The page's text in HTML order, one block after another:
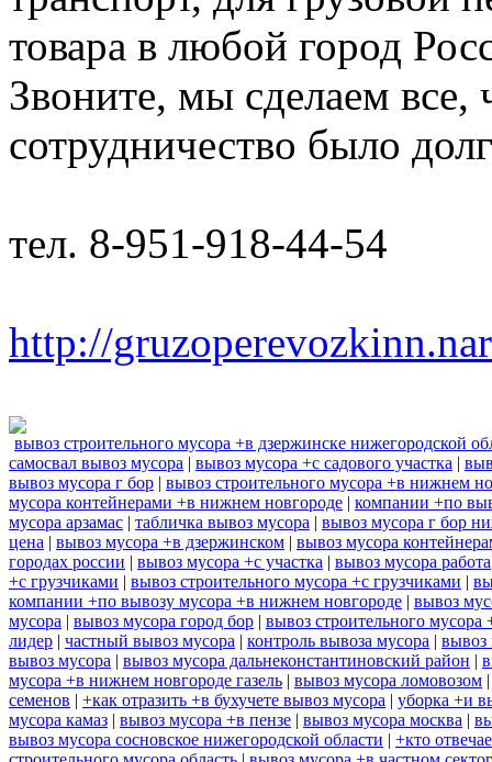
товара в любой город
Звоните, мы сделаем
сотрудничество было
тел. 8-951-918-44-54
http://
вывоз строительного мусора +в дзержинске нижегородской
самосвал вывоз мусора | вывоз мусора +с садового участка |
вывоз мусора г бор | вывоз строительного мусора +в нижнем
мусора контейнерами +в нижнем новгороде | компании +по
мусора арзамас | табличка вывоз мусора | вывоз мусора г бор
цена | вывоз мусора +в дзержинском | вывоз мусора
городах россии | вывоз мусора +с участка | вывоз мусора работа
+с грузчиками | вывоз строительного мусора +с грузчиками |
компании +по вывозу мусора +в нижнем новгороде | вывоз
мусора | вывоз мусора город бор | вывоз строительного мусора
лидер | частный вывоз мусора | контроль вывоза мусора | вывоз
вывоз мусора | вывоз мусора дальнеконстантиновский район |
мусора +в нижнем новгороде газель | вывоз мусора ломовозом
семенов | +как отразить +в бухучете вывоз мусора | уборка +и
мусора камаз | вывоз мусора +в пензе | вывоз мусора москва |
вывоз мусора сосновское нижегородской области | +кто